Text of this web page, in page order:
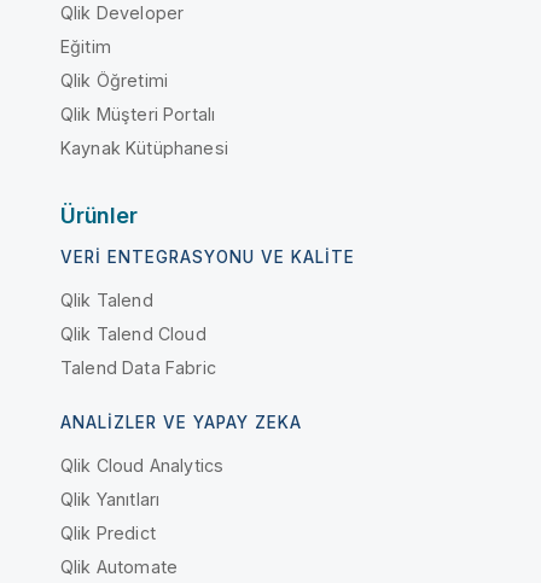
Qlik Developer
Eğitim
Qlik Öğretimi
Qlik Müşteri Portalı
Kaynak Kütüphanesi
Ürünler
VERI ENTEGRASYONU VE KALITE
Qlik Talend
Qlik Talend Cloud
Talend Data Fabric
ANALIZLER VE YAPAY ZEKA
Qlik Cloud Analytics
Qlik Yanıtları
Qlik Predict
Qlik Automate